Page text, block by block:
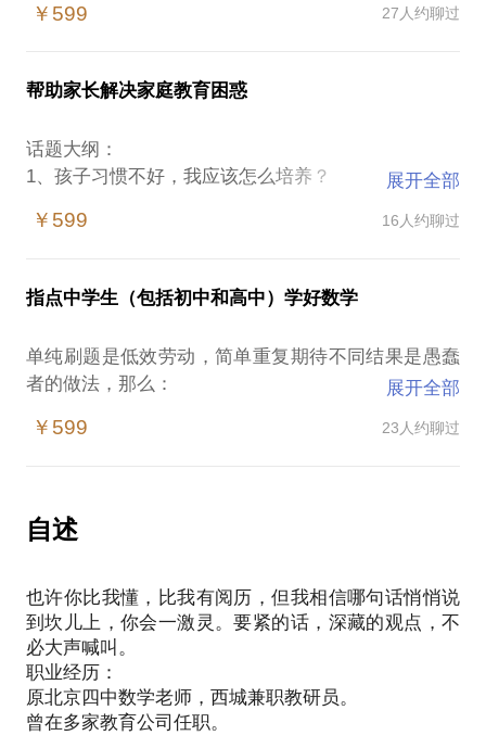
￥599 27人约聊过
帮助家长解决家庭教育困惑
话题大纲：
1、孩子习惯不好，我应该怎么培养？
3、孩子作业不会的，应该怎么帮助他们？
别人都去做的，不一定是就是最好的；
别的“老师”教的，不一定是真心帮你的；
展开全部
￥599 16人约聊过
指点中学生（包括初中和高中）学好数学
单纯刷题是低效劳动，简单重复期待不同结果是愚蠢
者的做法，那么：
2、数学成绩不理想，作为家长，应该如何帮助孩子？
前北京四中数学老师，丰富的教育、教学经验可以分
享，可以根据具体情况进行分析和指导
展开全部
￥599 23人约聊过
自述
也许你比我懂，比我有阅历，但我相信哪句话悄悄说
到坎儿上，你会一激灵。要紧的话，深藏的观点，不
必大声喊叫。
职业经历：
原北京四中数学老师，西城兼职教研员。
曾在多家教育公司任职。